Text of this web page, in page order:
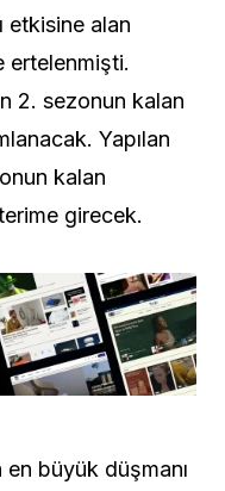
etkisine alan
ertelenmişti.
2. sezonun kalan
Yapılan
kalan
girecek.
büyük düşmanı